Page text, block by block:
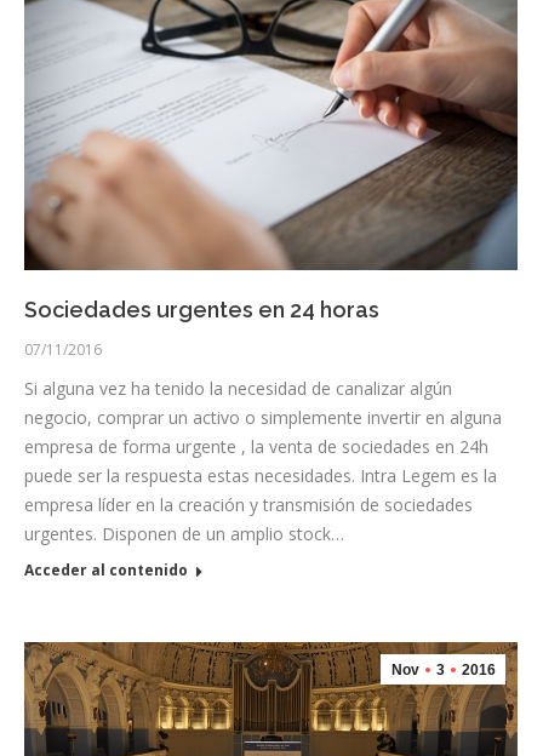
Sociedades urgentes en 24 horas
07/11/2016
Si alguna vez ha tenido la necesidad de canalizar algún
negocio, comprar un activo o simplemente invertir en alguna
empresa de forma urgente , la venta de sociedades en 24h
puede ser la respuesta estas necesidades. Intra Legem es la
empresa líder en la creación y transmisión de sociedades
urgentes. Disponen de un amplio stock…
Acceder al contenido
Nov 3 2016